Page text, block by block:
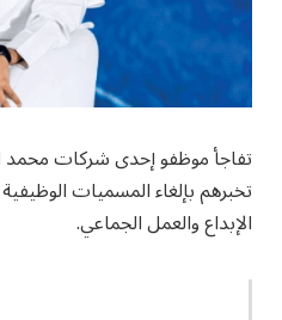
تخبرهم بإلغاء المسميات
الإبداع والعمل الجماعي.